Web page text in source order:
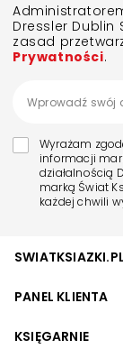
Dressler Dublin
zasad
Prywatności.
Wyrażam
informacji
działalnością
marką Świat
każdej chwili
SWIATKSIAZKI.PL
PANEL KLIENTA
KSIĘGARNIE